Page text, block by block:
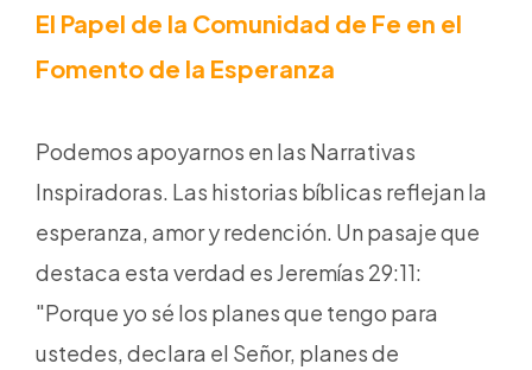
El Papel de la Comunidad de Fe en el
Fomento de la Esperanza
Podemos apoyarnos en las Narrativas
Inspiradoras. Las historias bíblicas reflejan la
esperanza, amor y redención. Un pasaje que
destaca esta verdad es Jeremías 29:11:
"Porque yo sé los planes que tengo para
ustedes, declara el Señor, planes de